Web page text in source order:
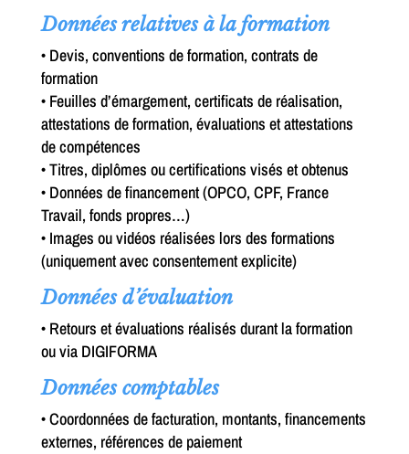
Données relatives à la formation
• Devis, conventions de formation, contrats de
formation
• Feuilles d’émargement, certificats de réalisation,
attestations de formation, évaluations et attestations
de compétences
• Titres, diplômes ou certifications visés et obtenus
• Données de financement (OPCO, CPF, France
Travail, fonds propres…)
• Images ou vidéos réalisées lors des formations
(uniquement avec consentement explicite)
Données d’évaluation
• Retours et évaluations réalisés durant la formation
ou via DIGIFORMA
Données comptables
• Coordonnées de facturation, montants, financements
externes, références de paiement